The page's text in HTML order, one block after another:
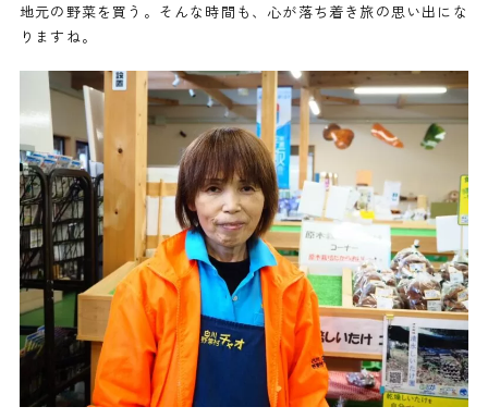
地元の野菜を買う。そんな時間も、心が落ち着き旅の思い出にな
りますね。